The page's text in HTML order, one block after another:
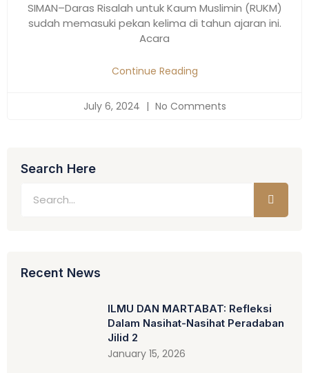
SIMAN–Daras Risalah untuk Kaum Muslimin (RUKM)
sudah memasuki pekan kelima di tahun ajaran ini.
Acara
Continue Reading
July 6, 2024 No Comments
Search Here
Recent News
ILMU DAN MARTABAT: Refleksi
Dalam Nasihat-Nasihat Peradaban
Jilid 2
January 15, 2026